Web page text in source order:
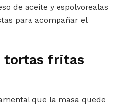
de aceite y espolvorealas
para acompañar el
tortas fritas
que la masa quede